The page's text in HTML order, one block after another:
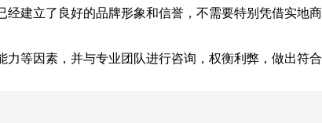
建立了良好的品牌形象和信誉，不需要特别凭借实地
等因素，并与专业团队进行咨询，权衡利弊，做出符